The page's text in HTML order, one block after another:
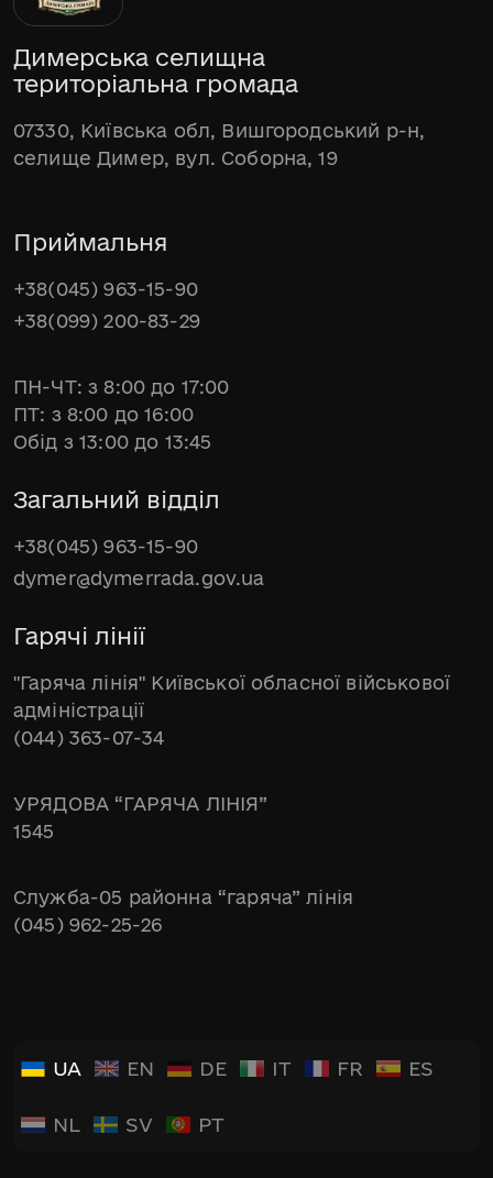
Димерська селищна
територіальна громада
07330, Київська обл, Вишгородський р-н,
селище Димер, вул. Соборна, 19
Приймальня
+38(045) 963-15-90
+38(099) 200-83-29
ПН-ЧТ: з 8:00 до 17:00
ПТ: з 8:00 до 16:00
Обід з 13:00 до 13:45
Загальний відділ
+38(045) 963-15-90
dymer@dymerrada.gov.ua
Гарячі лінії
"Гаряча лінія" Київської обласної військової
адміністрації
(044) 363-07-34
УРЯДОВА “ГАРЯЧА ЛІНІЯ”
1545
Служба-05 районна “гаряча” лінія
(045) 962-25-26
UA EN DE IT FR ES
NL SV PT